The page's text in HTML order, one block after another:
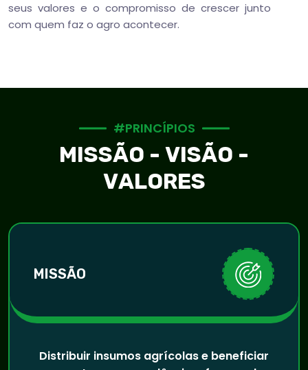
seus valores e o compromisso de crescer junto
com quem faz o agro acontecer.
#PRINCÍPIOS
MISSÃO - VISÃO -
VALORES
MISSÃO
Distribuir insumos agrícolas e beneficiar